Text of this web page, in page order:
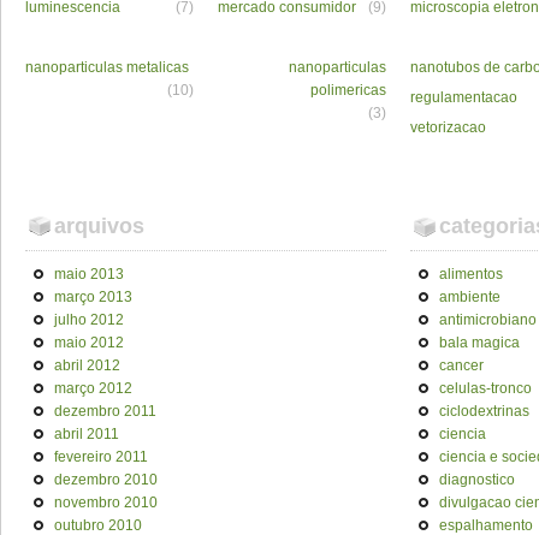
luminescencia (7) mercado consumidor (9) microscopia
nanoparticulas metalicas
(10)
nanoparticulas
polimericas
(3)
nanotubos de
regulamentacao
vetorizacao
arquivos
maio 2013
março 2013
julho 2012
maio 2012
abril 2012
março 2012
dezembro 2011
abril 2011
fevereiro 2011
dezembro 2010
novembro 2010
outubro 2010
alimentos
ambiente
antimicrobiano
bala magica
cancer
celulas-tronco
ciclodextrinas
ciencia
ciencia e
diagnostico
divulgacao
espalhamento